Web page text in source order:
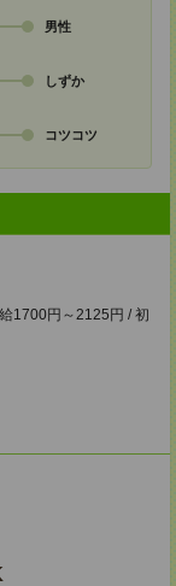
男性
しずか
コツコツ
1700円～2125円 / 初